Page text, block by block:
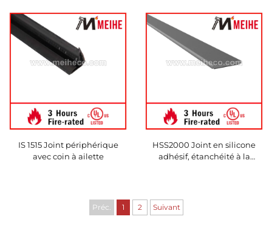
IS 1515 Joint périphérique
avec coin à ailette
HSS2000 Joint en silicone
adhésif, étanchéité à la
Préc. 1 2 Suivant